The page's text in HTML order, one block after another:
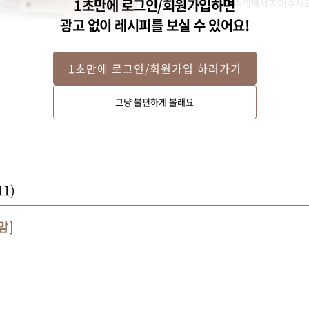
1초만에 로그인/회원가입하면
광고 없이 레시피를 보실 수 있어요!
1초만에 로그인/회원가입 하러가기
그냥 불편하게 볼래요
)
]